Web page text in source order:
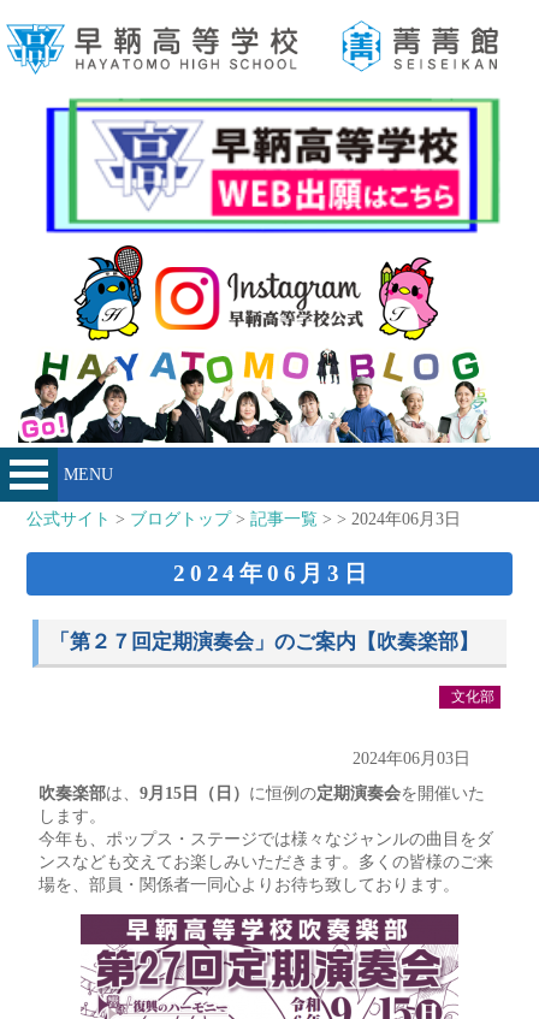
MENU
公式サイト > ブログトップ>記事一覧 > > 2024年06月3日
2024年06月3日
「第２７回定期演奏会」のご案内【吹奏楽部】
文化部
2024年06月03日
吹奏楽部は、9月15日（日） に恒例の定期演奏会を開催いた
します。
今年も、ポップス・ステージでは様々なジャンルの曲目をダ
ンスなども交えてお楽しみいただきます。多くの皆様のご来
場を、部員・関係者一同心よりお待ち致しております。